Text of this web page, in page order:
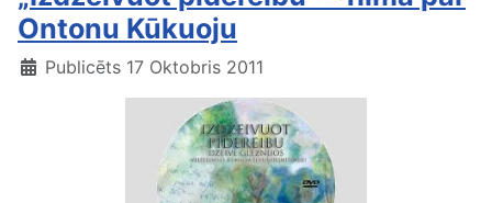
Ontonu Kūkuoju
Publicēts 17 Oktobris 2011